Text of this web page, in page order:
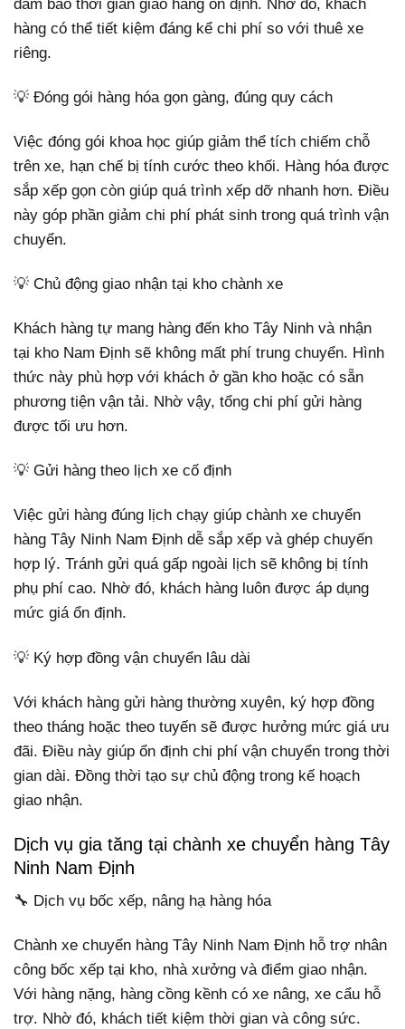
đảm bảo thời gian giao hàng ổn định. Nhờ đó, khách
hàng có thể tiết kiệm đáng kể chi phí so với thuê xe
riêng.
💡 Đóng gói hàng hóa gọn gàng, đúng quy cách
Việc đóng gói khoa học giúp giảm thể tích chiếm chỗ
trên xe, hạn chế bị tính cước theo khối. Hàng hóa được
sắp xếp gọn còn giúp quá trình xếp dỡ nhanh hơn. Điều
này góp phần giảm chi phí phát sinh trong quá trình vận
chuyển.
💡 Chủ động giao nhận tại kho chành xe
Khách hàng tự mang hàng đến kho Tây Ninh và nhận
tại kho Nam Định sẽ không mất phí trung chuyển. Hình
thức này phù hợp với khách ở gần kho hoặc có sẵn
phương tiện vận tải. Nhờ vậy, tổng chi phí gửi hàng
được tối ưu hơn.
💡 Gửi hàng theo lịch xe cố định
Việc gửi hàng đúng lịch chạy giúp chành xe chuyển
hàng Tây Ninh Nam Định dễ sắp xếp và ghép chuyến
hợp lý. Tránh gửi quá gấp ngoài lịch sẽ không bị tính
phụ phí cao. Nhờ đó, khách hàng luôn được áp dụng
mức giá ổn định.
💡 Ký hợp đồng vận chuyển lâu dài
Với khách hàng gửi hàng thường xuyên, ký hợp đồng
theo tháng hoặc theo tuyến sẽ được hưởng mức giá ưu
đãi. Điều này giúp ổn định chi phí vận chuyển trong thời
gian dài. Đồng thời tạo sự chủ động trong kế hoạch
giao nhận.
Dịch vụ gia tăng tại chành xe chuyển hàng Tây
Ninh Nam Định
🔧 Dịch vụ bốc xếp, nâng hạ hàng hóa
Chành xe chuyển hàng Tây Ninh Nam Định hỗ trợ nhân
công bốc xếp tại kho, nhà xưởng và điểm giao nhận.
Với hàng nặng, hàng cồng kềnh có xe nâng, xe cẩu hỗ
trợ. Nhờ đó, khách tiết kiệm thời gian và công sức.